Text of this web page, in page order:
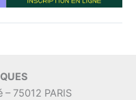
75012 PARIS